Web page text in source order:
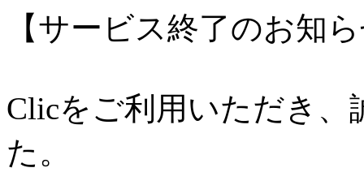
【サービス終了のお知
Clicをご利用いただき
た。